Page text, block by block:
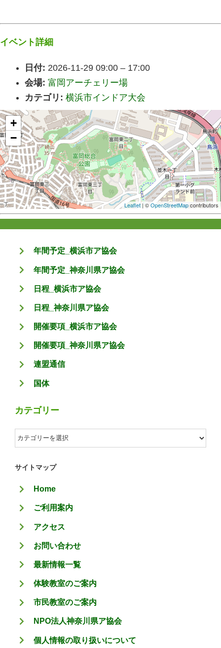
イベント詳細
日付: 2026-11-29 09:00 – 17:00
会場: 富岡アーチェリー場
カテゴリ: 横浜市インドア大会
+
−
Leaflet | ©OpenStreetMapcontributors
年間予定_横浜市ア協会
年間予定_神奈川県ア協会
日程_横浜市ア協会
日程_神奈川県ア協会
開催要項_横浜市ア協会
開催要項_神奈川県ア協会
連盟通信
国体
カテゴリー
カ
テ
ゴ
ー
サイトマップ
Home
ご利用案内
アクセス
お問い合わせ
最新情報一覧
体験教室のご案内
市民教室のご案内
NPO法人神奈川県ア協会
個人情報の取り扱いについて